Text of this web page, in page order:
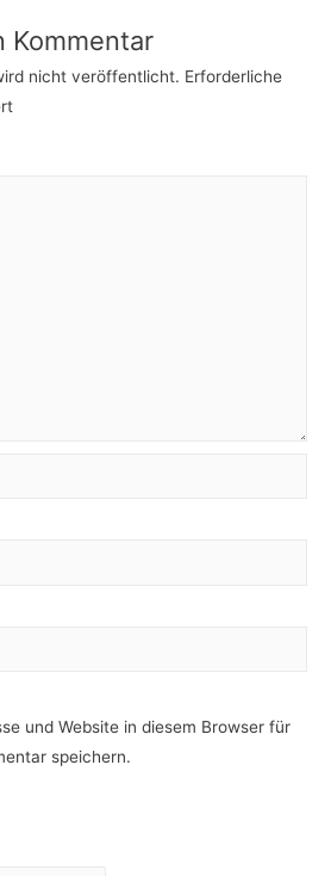
Kommentar
nicht veröffentlicht. Erforderliche
und Website in diesem Browser für
speichern.